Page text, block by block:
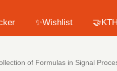
✨Wishlist
of Formulas in Signal